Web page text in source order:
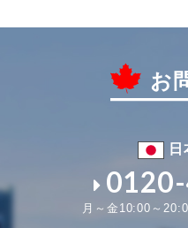
お
月～金10:00～